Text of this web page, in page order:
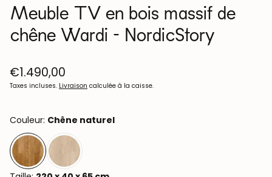
Meuble TV en bois massif de
chêne Wardi - NordicStory
Prix
habituel
€1.490,00
Taxes incluses. Livraison calculée à la caisse.
Couleur: Chêne naturel